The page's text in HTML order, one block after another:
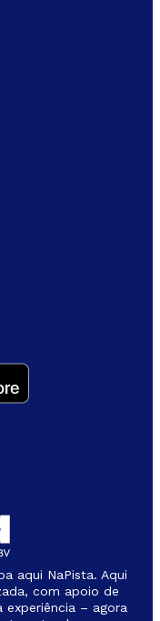
aqui NaPista. Aqui
com apoio de
– agora